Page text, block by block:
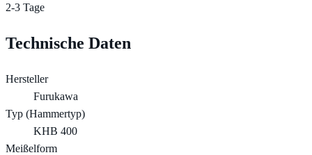
2-3 Tage
Technische Daten
Hersteller
Furukawa
Typ (Hammertyp)
KHB 400
Meißelform